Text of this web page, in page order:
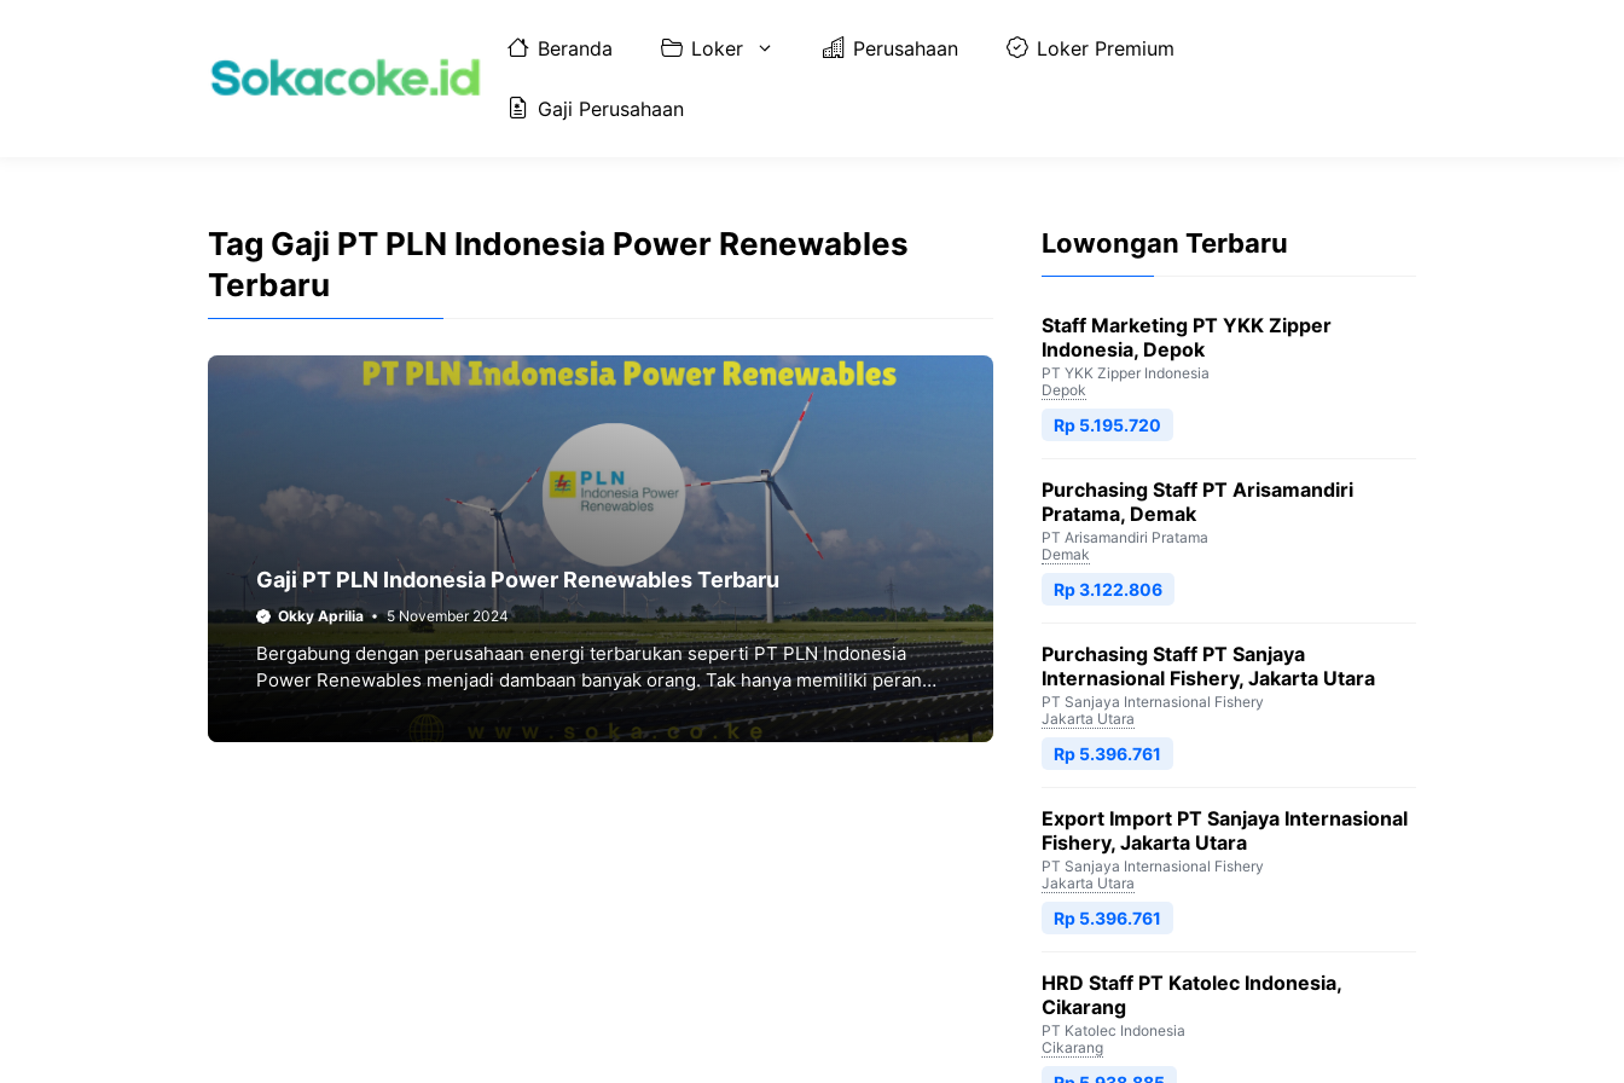
Beranda Loker Perusahaan Loker Premium
Gaji Perusahaan
Tag Gaji PT PLN Indonesia Power Renewables
Terbaru
Gaji PT PLN Indonesia Power Renewables Terbaru
Okky Aprilia 5 November 2024
Bergabung dengan perusahaan energi terbarukan seperti PT PLN Indonesia
Power Renewables menjadi dambaan banyak orang. Tak hanya memiliki peran
penting dalam mendukung transisi energi, perusahaan
Lowongan Terbaru
Staff Marketing PT YKK Zipper
Indonesia, Depok
PT YKK Zipper Indonesia
Depok
Rp 5.195.720
Purchasing Staff PT Arisamandiri
Pratama, Demak
PT Arisamandiri Pratama
Demak
Rp 3.122.806
Purchasing Staff PT Sanjaya
Internasional Fishery, Jakarta Utara
PT Sanjaya Internasional Fishery
Jakarta Utara
Rp 5.396.761
Export Import PT Sanjaya Internasional
Fishery, Jakarta Utara
PT Sanjaya Internasional Fishery
Jakarta Utara
Rp 5.396.761
HRD Staff PT Katolec Indonesia,
Cikarang
PT Katolec Indonesia
Cikarang